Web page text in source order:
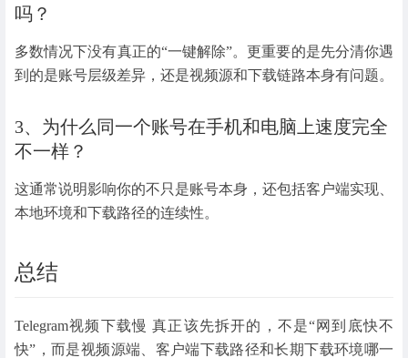
吗？
多数情况下没有真正的“一键解除”。更重要的是先分清你遇
到的是账号层级差异，还是视频源和下载链路本身有问题。
3、为什么同一个账号在手机和电脑上速度完全
不一样？
这通常说明影响你的不只是账号本身，还包括客户端实现、
本地环境和下载路径的连续性。
总结
Telegram视频下载慢 真正该先拆开的，不是“网到底快不
快”，而是视频源端、客户端下载路径和长期下载环境哪一